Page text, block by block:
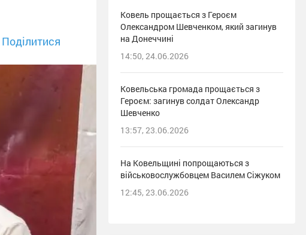
Поділитися
Ковель прощається з Героєм
Олександром Шевченком, який загинув
на Донеччині
14:50, 24.06.2026
Ковельська громада прощається з
Героєм: загинув солдат Олександр
Шевченко
13:57, 23.06.2026
На Ковельщині попрощаються з
військовослужбовцем Василем Сіжуком
12:45, 23.06.2026